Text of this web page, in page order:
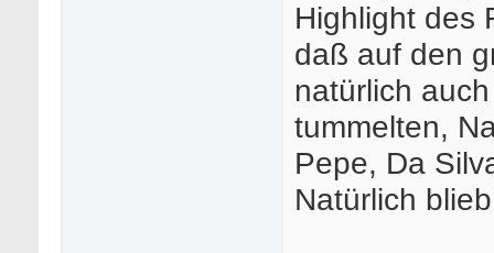
Highlight des
daß auf den
natürlich
tummelten,
Pepe, Da
Natürlich